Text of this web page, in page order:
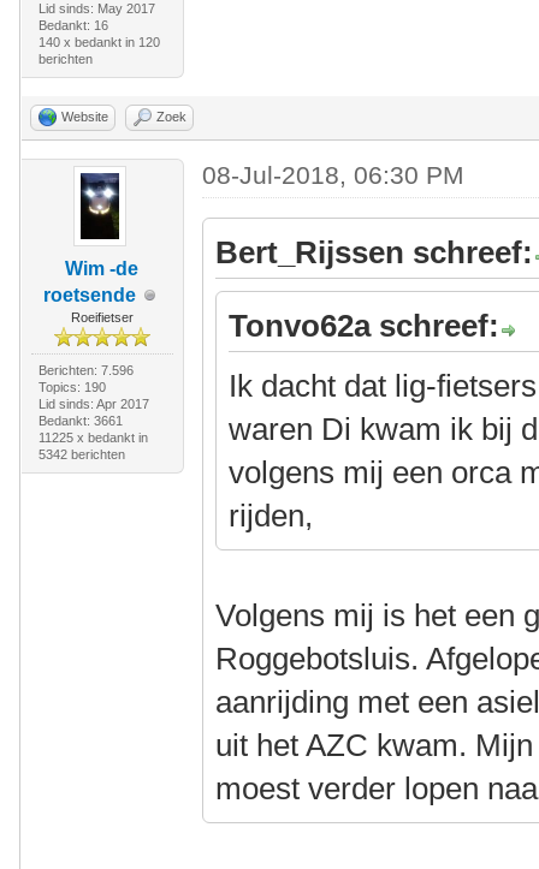
Lid sinds: May 2017
Bedankt: 16
140 x bedankt in 120
berichten
Website Zoek
Wim -de
roetsende
Roeifietser
Berichten: 7.596
Topics: 190
Lid sinds: Apr 2017
Bedankt: 3661
11225 x bedankt in
5342 berichten
08-Jul-2018, 06:30 PM
Bert_Rijssen schreef:
Tonvo62a schreef:
Ik dacht dat lig-
waren Di kwam ik bij
volgens mij een orca
rijden,
Volgens mij is het een
Roggebotsluis.
aanrijding met een
uit het AZC kwam.
moest verder lopen